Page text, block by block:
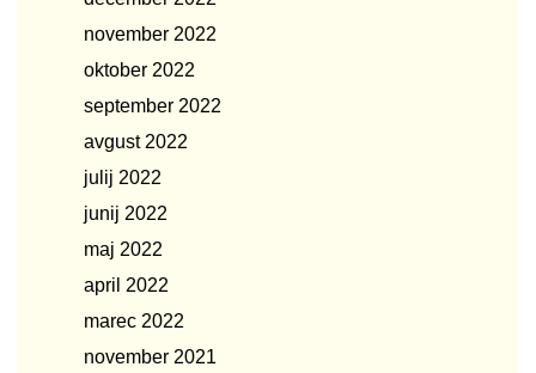
november 2022
oktober 2022
september 2022
avgust 2022
julij 2022
junij 2022
maj 2022
april 2022
marec 2022
november 2021